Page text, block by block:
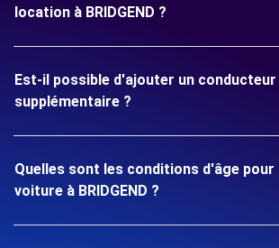
location à BRIDGEND ?
Est-il possible d'ajouter un conducteur
supplémentaire ?
Quelles sont les conditions d'âge pour
voiture à BRIDGEND ?